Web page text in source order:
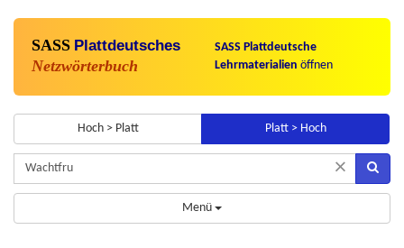
SASS Plattdeutsches
Netzwörterbuch
SASS Plattdeutsche
Lehrmaterialien öffnen
Hoch > Platt Platt > Hoch
×
Menü